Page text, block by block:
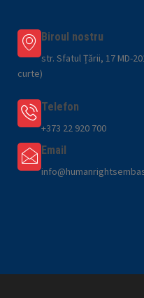
Biroul nostru
str. Sfatul Țării, 17 MD-
curte)
Telefon
+373 22 920 700
Email